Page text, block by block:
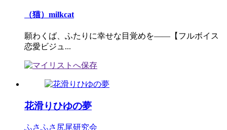
（猫）milkcat
願わくば、ふたりに幸せな目覚めを――【フルボイス
恋愛ビジュ...
花滑りひゆの夢
ふさふさ尻尾研究会